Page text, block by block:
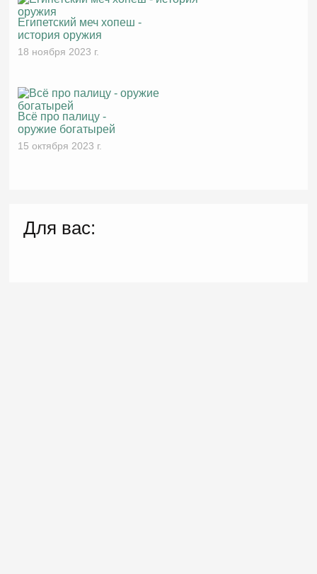
Египетский меч хопеш -
история оружия
18 ноября 2023 г.
Всё про палицу -
оружие богатырей
15 октября 2023 г.
Для вас: